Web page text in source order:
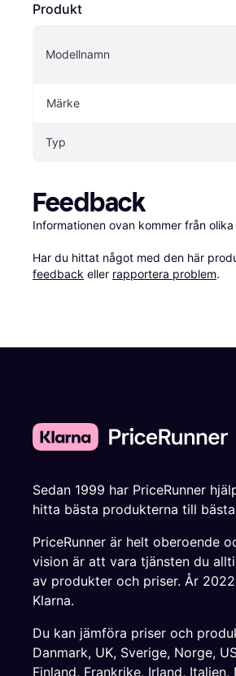
Produkt
Modellnamn
Märke
Typ
Feedback
Informationen ovan kommer från
Har du hittat något med den här
feedback eller rapportera problem.
Sedan 1999 har PriceRunner
hitta bästa produkterna till
PriceRunner är helt oberoende
vision är att vara tjänsten du
av produkter och priser. År
Klarna.
Du kan jämföra priser och
Danmark, UK, Sverige, Norge,
Finland, Frankrike, Irland, Italien,